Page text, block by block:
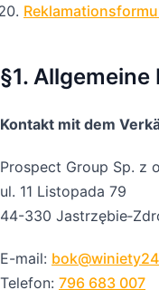
§1.
Kontakt mit dem
Prospect Group Sp. z
ul. 11 Listopada 79
44-330
E-mail:
Telefon: 796 683 007